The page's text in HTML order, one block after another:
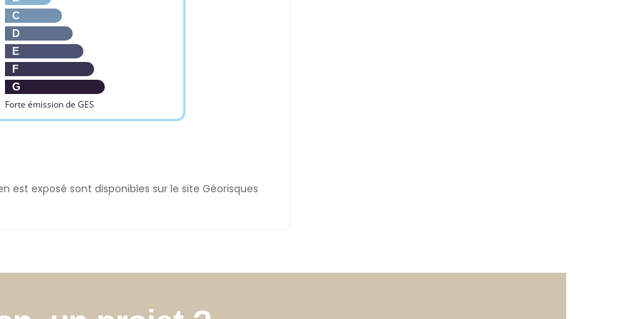
C
D
E
F
G
Forte émission de GES
est exposé sont disponibles sur le site Géorisques